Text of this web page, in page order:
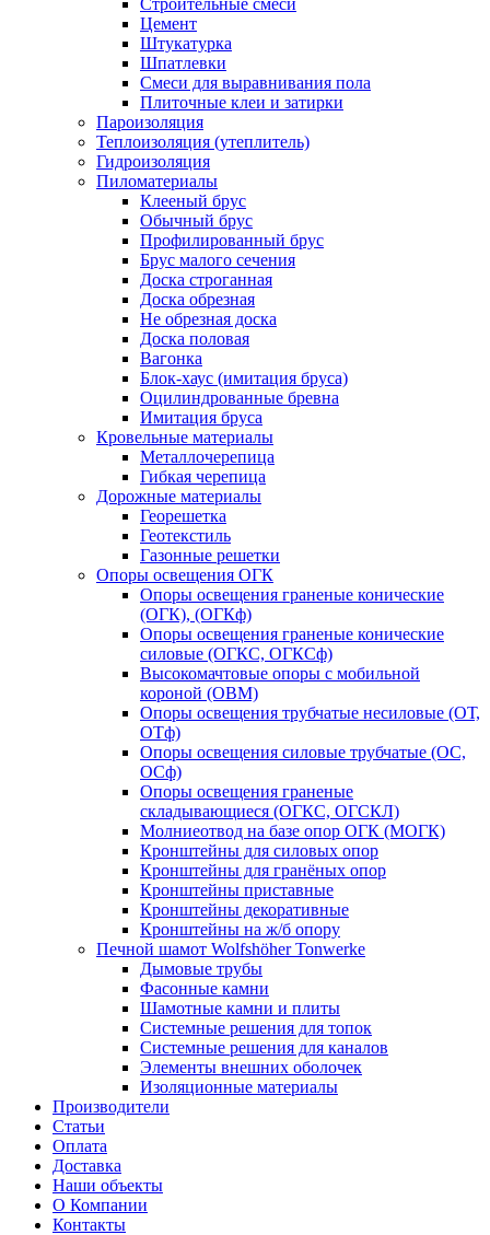
Цемент
Штукатурка
Шпатлевки
Смеси для выравнивания пола
Плиточные клеи и затирки
Пароизоляция
Теплоизоляция (утеплитель)
Гидроизоляция
Пиломатериалы
Клееный брус
Обычный брус
Профилированный брус
Брус малого сечения
Доска строганная
Доска обрезная
Не обрезная доска
Доска половая
Вагонка
Блок-хаус (имитация бруса)
Оцилиндрованные бревна
Имитация бруса
Кровельные материалы
Металлочерепица
Гибкая черепица
Дорожные материалы
Георешетка
Геотекстиль
Газонные решетки
Опоры освещения ОГК
Опоры освещения граненые конические
(ОГК), (ОГКф)
Опоры освещения граненые конические
силовые (ОГКС, ОГКСф)
Высокомачтовые опоры с мобильной
короной (ОВМ)
Опоры освещения трубчатые несиловые (ОТ,
ОТф)
Опоры освещения силовые трубчатые (ОС,
ОСф)
Опоры освещения граненые
складывающиеся (ОГКС, ОГСКЛ)
Молниеотвод на базе опор ОГК (МОГК)
Кронштейны для силовых опор
Кронштейны для гранёных опор
Кронштейны приставные
Кронштейны декоративные
Кронштейны на ж/б опору
Печной шамот Wolfshöher Tonwerke
Дымовые трубы
Фасонные камни
Шамотные камни и плиты
Системные решения для топок
Системные решения для каналов
Элементы внешних оболочек
Изоляционные материалы
Производители
Статьи
Оплата
Доставка
Наши объекты
О Компании
Контакты